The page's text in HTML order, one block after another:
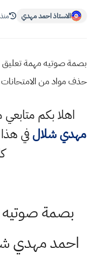
الاستاذ احمد مهدي منذ 5 سنة
بصمة صوتيه مهمة
حذف مواد من الامتحانات
اهلا بكم
مهدي شلالفي
بصمة صوتيه
احمد